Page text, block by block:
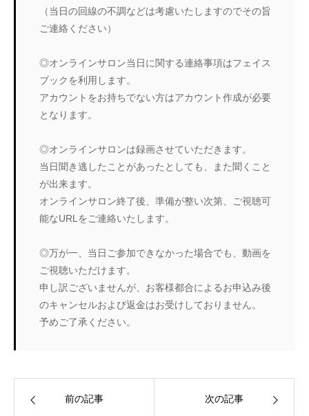
（当日の回線の不調などは考慮いたしますのでその旨
ご連絡ください）
◎オンラインサロン当日に関する連絡事項はフェイス
ブックを利用します。
アカウントをお持ちでない方はアカウント作成が必要
となります。
◎オンラインサロンは録画させていただきます。
当日聞き逃したことがあったとしても、また聞くこと
が出来ます。
オンラインサロン終了後、準備が整い次第、ご視聴可
能なURLをご連絡いたします。
◎万が一、当日ご参加できなかった場合でも、動画を
ご視聴いただけます。
申し訳ございませんが、お客様都合によるお申込み後
のキャンセルおよび返金はお受けしておりません。
予めご了承ください。
前の記事 次の記事